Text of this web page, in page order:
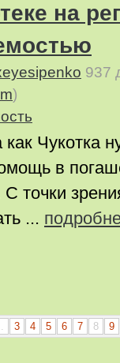
на
937
)
как Чукотка
в
точки
...
3 4 5 6 7 8 9